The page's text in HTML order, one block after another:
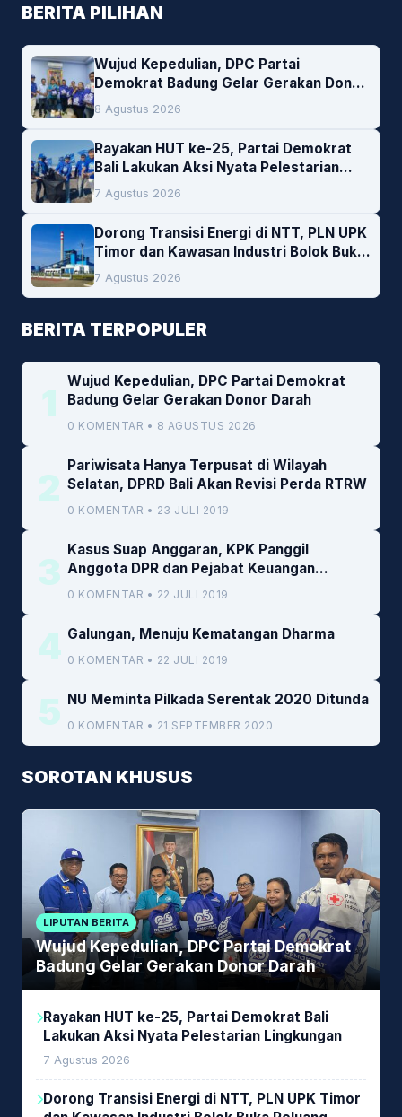
BERITA PILIHAN
Wujud Kepedulian, DPC Partai
Demokrat Badung Gelar Gerakan Donor
Darah
8 Agustus 2026
Rayakan HUT ke-25, Partai Demokrat
Bali Lakukan Aksi Nyata Pelestarian
Lingkungan
7 Agustus 2026
Dorong Transisi Energi di NTT, PLN UPK
Timor dan Kawasan Industri Bolok Buka
Peluang Investasi Woodchip untuk
Cofiring PLTU Bolok
7 Agustus 2026
BERITA TERPOPULER
1
Wujud Kepedulian, DPC Partai Demokrat
Badung Gelar Gerakan Donor Darah
0 KOMENTAR • 8 AGUSTUS 2026
2
Pariwisata Hanya Terpusat di Wilayah
Selatan, DPRD Bali Akan Revisi Perda RTRW
0 KOMENTAR • 23 JULI 2019
3
Kasus Suap Anggaran, KPK Panggil
Anggota DPR dan Pejabat Keuangan
Kemenkeu
0 KOMENTAR • 22 JULI 2019
4 Galungan, Menuju Kematangan Dharma
0 KOMENTAR • 22 JULI 2019
5 NU Meminta Pilkada Serentak 2020 Ditunda
0 KOMENTAR • 21 SEPTEMBER 2020
SOROTAN KHUSUS
LIPUTAN BERITA
Wujud Kepedulian, DPC Partai Demokrat
Badung Gelar Gerakan Donor Darah
Rayakan HUT ke-25, Partai Demokrat Bali
Lakukan Aksi Nyata Pelestarian Lingkungan
7 Agustus 2026
Dorong Transisi Energi di NTT, PLN UPK Timor